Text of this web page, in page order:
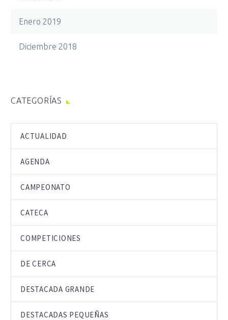
Enero 2019
Diciembre 2018
CATEGORÍAS
ACTUALIDAD
AGENDA
CAMPEONATO
CATECA
COMPETICIONES
DE CERCA
DESTACADA GRANDE
DESTACADAS PEQUEÑAS